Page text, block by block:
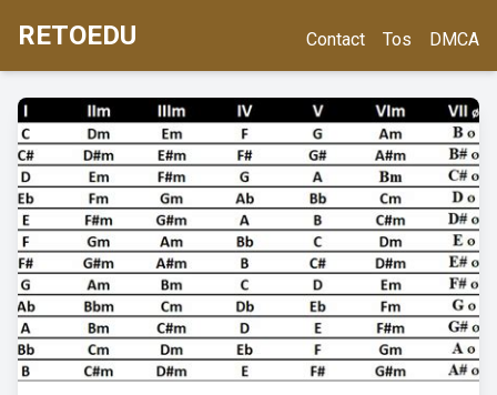
RETOEDU Contact Tos DMCA